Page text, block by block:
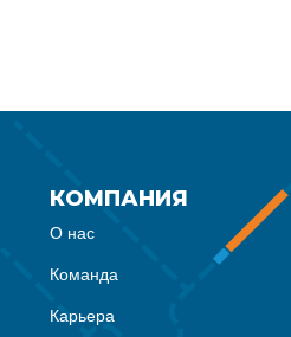
КОМПАНИЯ
О нас
Команда
Карьера